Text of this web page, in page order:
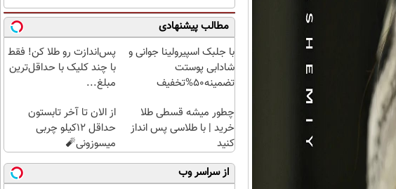
مطالب پیشنهادی
با جلبک اسپیرولینا جوانی و
شادابی پوستت
تضمینه50%تخفیف
پس‌اندازت رو طلا کن! فقط
با چند کلیک با حداقل‌ترین
مبلغ...
چطور میشه قسطی طلا
خرید | با طلاسی پس انداز
کنید
از الان تا آخر تابستون
حداقل 12کیلو چربی
میسوزونی🧨
از سراسر وب